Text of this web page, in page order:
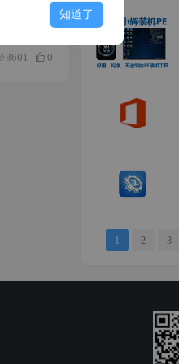
8601 0
1 2 3
知道了